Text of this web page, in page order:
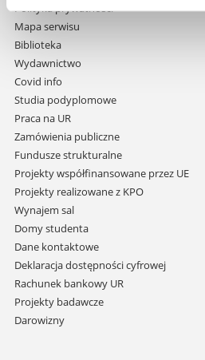
nawigację
i
przejdź
do
treści
Polityka prywatności
Mapa serwisu
Biblioteka
Wydawnictwo
Covid info
Studia podyplomowe
Praca na UR
Zamówienia publiczne
Fundusze strukturalne
Projekty współfinansowane przez UE
Projekty realizowane z KPO
Wynajem sal
Domy studenta
Dane kontaktowe
Deklaracja dostępności cyfrowej
Rachunek bankowy UR
Projekty badawcze
Darowizny